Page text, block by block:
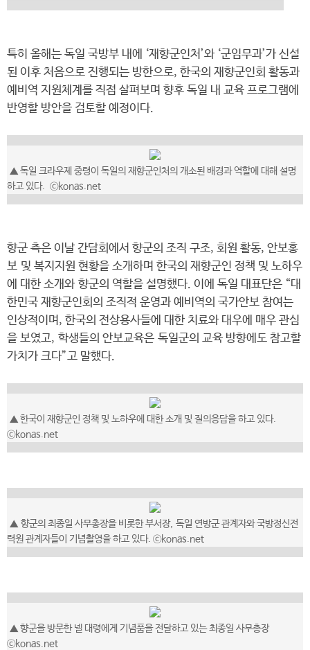
특히 올해는 독일 국방부 내에 ‘재향군인처’와 ‘군임무과’가 신설
된 이후 처음으로 진행되는 방한으로, 한국의 재향군인회 활동과
예비역 지원체계를 직접 살펴보며 향후 독일 내 교육 프로그램에
반영할 방안을 검토할 예정이다.
▲ 독일 크라우제 중령이 독일의 재향군인처의 개소된 배경과 역할에 대해 설명
하고 있다. ⓒkonas.net
향군 측은 이날 간담회에서 향군의 조직 구조, 회원 활동, 안보홍
보 및 복지지원 현황을 소개하며 한국의 재향군인 정책 및 노하우
에 대한 소개와 향군의 역할을 설명했다. 이에 독일 대표단은 “대
한민국 재향군인회의 조직적 운영과 예비역의 국가안보 참여는
인상적이며, 한국의 전상용사들에 대한 치료와 대우에 매우 관심
을 보였고, 학생들의 안보교육은 독일군의 교육 방향에도 참고할
가치가 크다”고 말했다.
▲ 한국이 재향군인 정책 및 노하우에 대한 소개 및 질의응답을 하고 있다.
ⓒkonas.net
▲ 향군의 최종일 사무총장을 비롯한 부서장, 독일 연방군 관계자와 국방정신전
력원 관계자들이 기념촬영을 하고 있다. ⓒkonas.net
▲ 향군을 방문한 넬 대령에게 기념품을 전달하고 있는 최종일 사무총장
ⓒkonas.net